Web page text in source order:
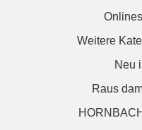
Weitere
Neu
Raus